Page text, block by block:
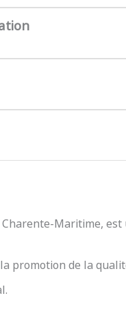
Maritime,
promotion de la